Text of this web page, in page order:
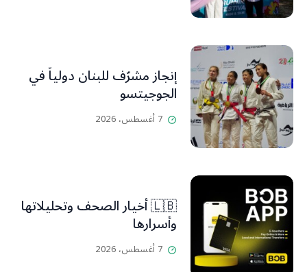
إنجاز مشرّف للبنان دولياً في
الجوجيتسو
7 أغسطس، 2026
🇱🇧 أخيار الصحف وتحليلاتها
وأسرارها
7 أغسطس، 2026